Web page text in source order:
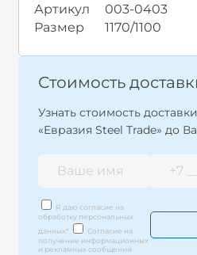
Артикул
003-0403
Размер
1170/1100
Стоимость
Узнать стоимость
«Евразия Steel Trade» до
Я даю согласие на
обработку персональных
данных*
Согласие на
получение информационных
и рекламных сообщений